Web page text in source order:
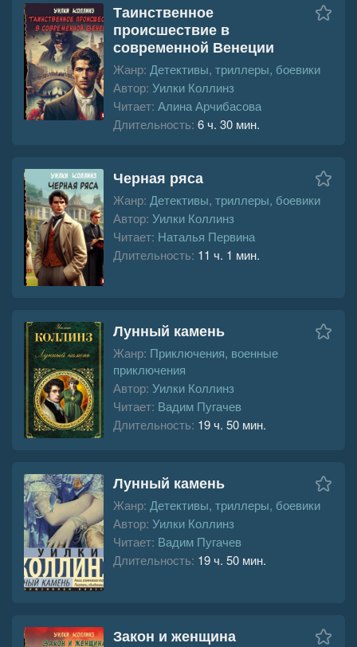
Таинственное
происшествие в
современной Венеции
Жанр: Детективы, триллеры, боевики
Автор: Уилки Коллинз
Читает: Алина Арчибасова
Длительность: 6 ч. 30 мин.
Черная ряса
Жанр: Детективы, триллеры, боевики
Автор: Уилки Коллинз
Читает: Наталья Первина
Длительность: 11 ч. 1 мин.
Лунный камень
Жанр: Приключения, военные
приключения
Автор: Уилки Коллинз
Читает: Вадим Пугачев
Длительность: 19 ч. 50 мин.
Лунный камень
Жанр: Детективы, триллеры, боевики
Автор: Уилки Коллинз
Читает: Вадим Пугачев
Длительность: 19 ч. 50 мин.
Закон и женщина